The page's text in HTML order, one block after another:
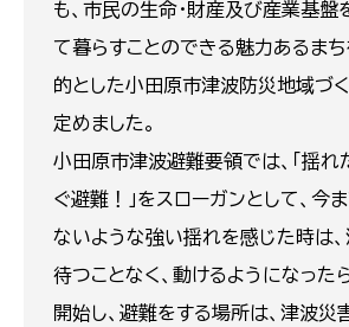
も、市民の生命・財産及び産業基盤
て暮らすことのできる魅力あるま
的とした小田原市津波防災地域づ
定めました。
小田原市津波避難要領では、「揺
ぐ避難！」をスローガンとして、今
ないような強い揺れを感じた時は
待つことなく、動けるようになった
開始し、避難をする場所は、津波災